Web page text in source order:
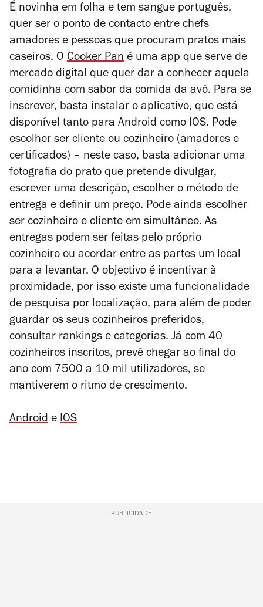
É novinha em folha e tem sangue português,
quer ser o ponto de contacto entre chefs
amadores e pessoas que procuram pratos mais
caseiros. O Cooker Pan é uma app que serve de
mercado digital que quer dar a conhecer aquela
comidinha com sabor da comida da avó. Para se
inscrever, basta instalar o aplicativo, que está
disponível tanto para Android como IOS. Pode
escolher ser cliente ou cozinheiro (amadores e
certificados) – neste caso, basta adicionar uma
fotografia do prato que pretende divulgar,
escrever uma descrição, escolher o método de
entrega e definir um preço. Pode ainda escolher
ser cozinheiro e cliente em simultâneo. As
entregas podem ser feitas pelo próprio
cozinheiro ou acordar entre as partes um local
para a levantar. O objectivo é incentivar à
proximidade, por isso existe uma funcionalidade
de pesquisa por localização, para além de poder
guardar os seus cozinheiros preferidos,
consultar rankings e categorias. Já com 40
cozinheiros inscritos, prevê chegar ao final do
ano com 7500 a 10 mil utilizadores, se
mantiverem o ritmo de crescimento.
Android e IOS
PUBLICIDADE